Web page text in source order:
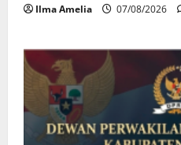
Ilma Amelia 07/08/2026